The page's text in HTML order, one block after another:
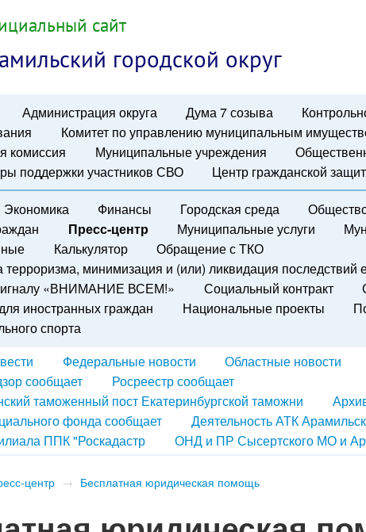
сайт
городской округ
Администрация округа Дума 7 созыва
Комитет по управлению муниципальным
комиссия
Муниципальные учреждения
поддержки участников СВО Центр гражданской
Экономика Финансы Городская среда
Пресс-центр Муниципальные услуги
Калькулятор
Обращение с ТКО
минимизация и (или) ликвидация последствий
«ВНИМАНИЕ ВСЕМ!»
Социальный контракт
иностранных граждан
Национальные проекты
спорта
Федеральные новости Областные новости
сообщает
Росреестр сообщает
таможенный пост Екатеринбургской таможни
фонда сообщает
Деятельность АТК
ППК "Роскадастр
ОНД и ПР Сысертского МО и
центр → Бесплатная юридическая помощь